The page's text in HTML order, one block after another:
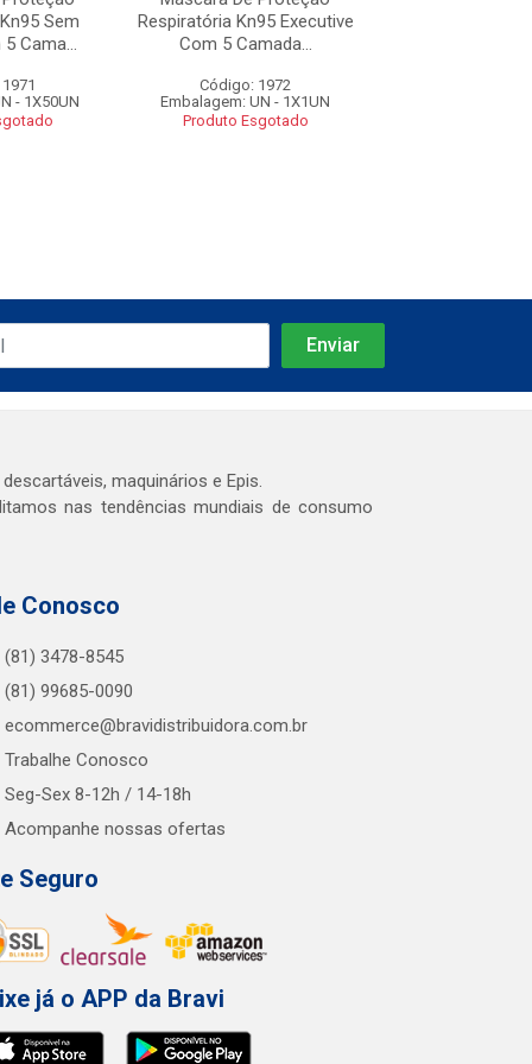
Sem
Cama...
- 1X50UN
Respiratória Kn95 Executive
Com 5 Camada...
Código: 1972
Embalagem: UN - 1X1UN
Produto Esgotado
maquinários e Epis.
nas tendências mundiais de consumo
Conosco
(81) 3478-8545
(81) 99685-0090
ecommerce@bravidistribuidora.com.br
Trabalhe Conosco
Seg-Sex 8-12h / 14-18h
Acompanhe nossas ofertas
Seguro
já o APP da Bravi